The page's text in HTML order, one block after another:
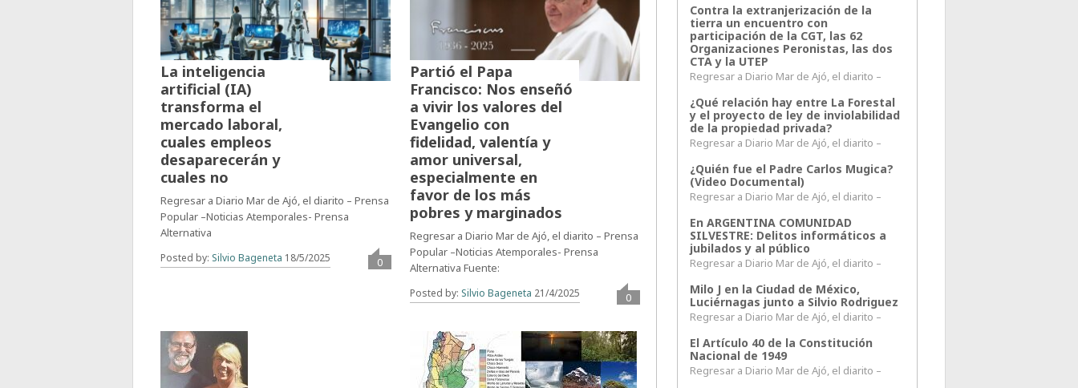
La inteligencia
artificial (IA)
transforma el
mercado laboral,
cuales empleos
desaparecerán y
cuales no
Regresar a Diario Mar de Ajó, el diarito – Prensa
Popular –Noticias Atemporales- Prensa
Alternativa
Posted by: Silvio Bageneta 18/5/2025 0
Partió el Papa
Francisco: Nos enseñó
a vivir los valores del
Evangelio con
fidelidad, valentía y
amor universal,
especialmente en
favor de los más
pobres y marginados
Regresar a Diario Mar de Ajó, el diarito – Prensa
Popular –Noticias Atemporales- Prensa
Alternativa Fuente:
Posted by: Silvio Bageneta 21/4/2025 0
Contra la extranjerización de la
tierra un encuentro con
participación de la CGT, las 62
Organizaciones Peronistas, las dos
CTA y la UTEP
Regresar a Diario Mar de Ajó, el diarito –
¿Qué relación hay entre La Forestal
y el proyecto de ley de inviolabilidad
de la propiedad privada?
Regresar a Diario Mar de Ajó, el diarito –
¿Quién fue el Padre Carlos Mugica?
(Video Documental)
Regresar a Diario Mar de Ajó, el diarito –
En ARGENTINA COMUNIDAD
SILVESTRE: Delitos informáticos a
jubilados y al público
Regresar a Diario Mar de Ajó, el diarito –
Milo J en la Ciudad de México,
Luciérnagas junto a Silvio Rodriguez
Regresar a Diario Mar de Ajó, el diarito –
El Artículo 40 de la Constitución
Nacional de 1949
Regresar a Diario Mar de Ajó, el diarito –